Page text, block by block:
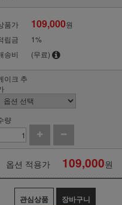
품가 109,000원
립금
1%
송비
(무료)
이크 추
량
옵션 적용가 109,000원
관심상품 장바구니